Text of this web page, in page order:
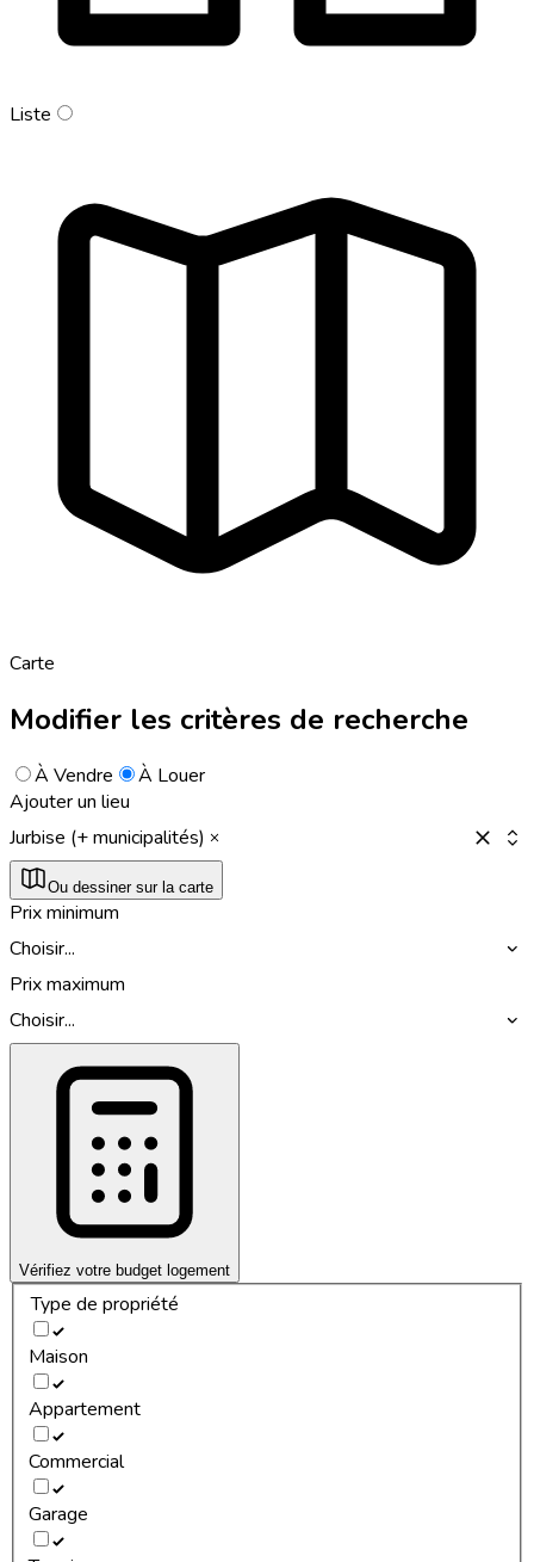
Liste
Carte
Modifier les critères de recherche
À Vendre
À Louer
Ajouter un lieu
Jurbise (+ municipalités)
Ou dessiner sur la carte
Prix minimum
Choisir...
Prix maximum
Choisir...
Vérifiez votre budget logement
Type de propriété
Maison
Appartement
Commercial
Garage